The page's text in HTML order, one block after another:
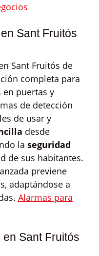
Sant Fruitós
Sant Fruitós de
completa para
en puertas y
de detección
de usar y
desde
la seguridad
de sus habitantes.
previene
adaptándose a
Alarmas para
Sant Fruitós